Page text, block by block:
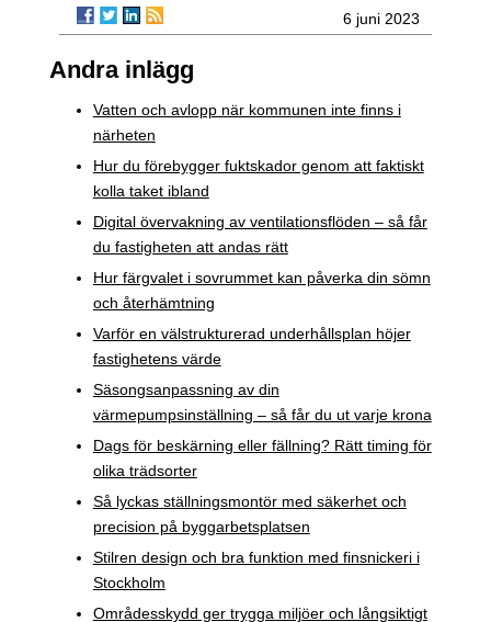
6 juni 2023
Andra inlägg
Vatten och avlopp när kommunen inte finns i
närheten
Hur du förebygger fuktskador genom att faktiskt
kolla taket ibland
Digital övervakning av ventilationsflöden – så får
du fastigheten att andas rätt
Hur färgvalet i sovrummet kan påverka din sömn
och återhämtning
Varför en välstrukturerad underhållsplan höjer
fastighetens värde
Säsongsanpassning av din
värmepumpsinställning – så får du ut varje krona
Dags för beskärning eller fällning? Rätt timing för
olika trädsorter
Så lyckas ställningsmontör med säkerhet och
precision på byggarbetsplatsen
Stilren design och bra funktion med finsnickeri i
Stockholm
Områdesskydd ger trygga miljöer och långsiktigt